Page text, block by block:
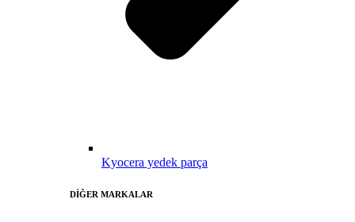
Kyocera yedek parça
DİĞER MARKALAR